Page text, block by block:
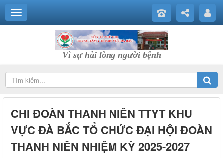
Vì sự hài lòng người bệnh
CHI ĐOÀN THANH NIÊN TTYT KHU
VỰC ĐÀ BẮC TỔ CHỨC ĐẠI HỘI ĐOÀN
THANH NIÊN NHIỆM KỲ 2025-2027